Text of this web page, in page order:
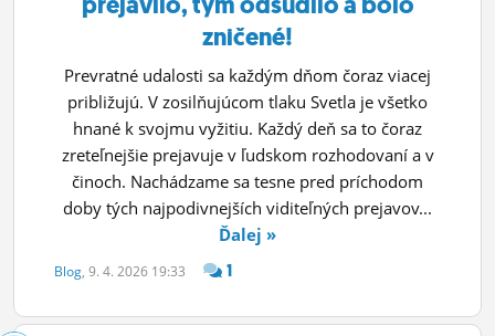
zničené!
Prevratné udalosti sa každým dňom čoraz viacej
približujú. V zosilňujúcom tlaku Svetla je všetko
hnané k svojmu vyžitiu. Každý deň sa to čoraz
zreteľnejšie prejavuje v ľudskom rozhodovaní a v
činoch. Nachádzame sa tesne pred príchodom
doby tých najpodivnejších viditeľných prejavov...
Ďalej »
Blog, 9. 4. 2026 19:33 1